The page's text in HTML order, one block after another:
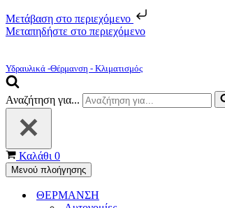
Μετάβαση στο περιεχόμενο
Μεταπηδήστε στο περιεχόμενο
Υδραυλικά -Θέρμανση - Κλιματισμός
Αναζήτηση για...
Καλάθι 0
Μενού πλοήγησης
ΘΕΡΜΑΝΣΗ